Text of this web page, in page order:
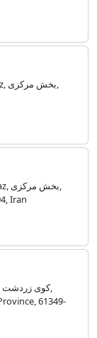
Iran